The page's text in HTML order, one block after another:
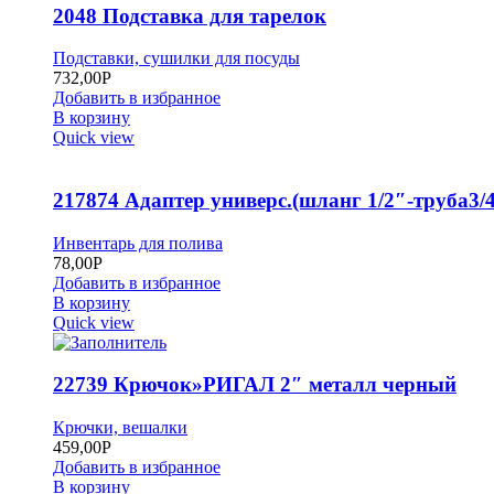
2048 Подставка для тарелок
Подставки, сушилки для посуды
732,00Р
Добавить в избранное
В корзину
Quick view
217874 Адаптер универс.(шланг 1/2″-труба3/
Инвентарь для полива
78,00Р
Добавить в избранное
В корзину
Quick view
22739 Крючок»РИГАЛ 2″ металл черный
Крючки, вешалки
459,00Р
Добавить в избранное
В корзину